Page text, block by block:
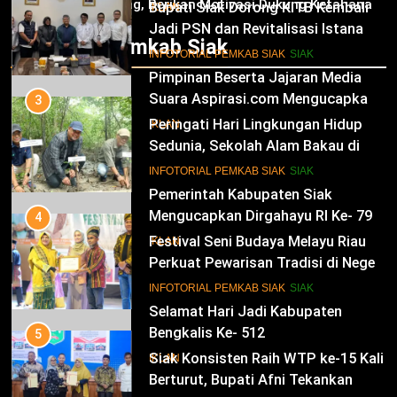
IKLAN
12
Pimpinan Beserta Jajaran Media
Suara Aspirasi.com Mengucapkan
Selamat HUT RI Ke-79
IKLAN
13
Pemerintah Kabupaten Siak
Mengucapkan Dirgahayu RI Ke- 79
IKLAN
14
Selamat Hari Jadi Kabupaten
Bengkalis Ke- 512
IKLAN
Jagung, Berikan Motivasi Dukung Ketahanan
Pangan Nasional
Infotorial Pemkab Siak
Bupati Siak Dorong KITB Kembali
Jadi PSN dan Revitalisasi Istana
Kesultanan Siak
INFOTORIAL PEMKAB SIAK SIAK
3
Peringati Hari Lingkungan Hidup
Sedunia, Sekolah Alam Bakau di
Siak Cetak Generasi Penjaga
Pesisir
INFOTORIAL PEMKAB SIAK SIAK
4
Festival Seni Budaya Melayu Riau
Perkuat Pewarisan Tradisi di Negeri
Istana
INFOTORIAL PEMKAB SIAK SIAK
5
Siak Konsisten Raih WTP ke-15 Kali
Berturut, Bupati Afni Tekankan